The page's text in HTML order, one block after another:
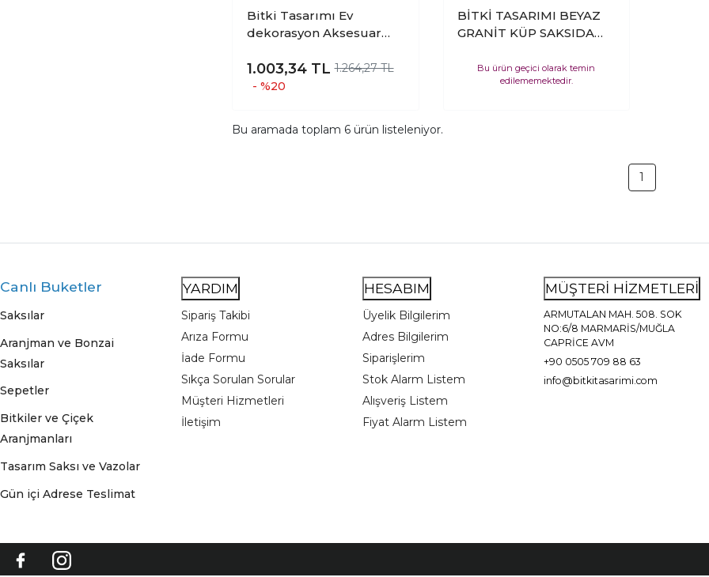
Bitki Tasarımı Ev
dekorasyon Aksesuar
Efektli Toprak Saksı Üçlü
Ahşap Tabanlı Çiçeklik
1.003,34 TL 1.264,27 TL
- %20
BİTKİ TASARIMI BEYAZ
GRANİT KÜP SAKSIDA
TRİFASCİATA- PAŞA
KILICI- PEYGAMBER
Bu ürün geçici olarak temin
edilememektedir.
Bu aramada toplam 6 ürün listeleniyor.
1
Canlı Buketler
Saksılar
Aranjman ve Bonzai
Saksılar
Sepetler
Bitkiler ve Çiçek
Aranjmanları
Tasarım Saksı ve Vazolar
Gün içi Adrese Teslimat
YARDIM
Sipariş Takibi
Arıza Formu
İade Formu
Sıkça Sorulan Sorular
Müşteri Hizmetleri
İletişim
HESABIM
Üyelik Bilgilerim
Adres Bilgilerim
Siparişlerim
Stok Alarm Listem
Alışveriş Listem
Fiyat Alarm Listem
MÜŞTERİ HİZMETLERİ
ARMUTALAN MAH. 508. SOK
NO:6/8 MARMARİS/MUĞLA
CAPRİCE AVM
+90 0505 709 88 63
info@bitkitasarimi.com